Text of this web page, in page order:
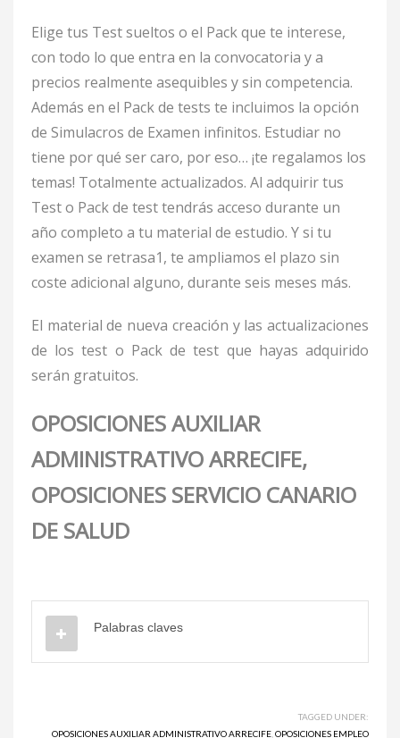
Elige tus Test sueltos o el Pack que te interese,
con todo lo que entra en la convocatoria y a
precios realmente asequibles y sin competencia.
Además en el Pack de tests te incluimos la opción
de Simulacros de Examen infinitos. Estudiar no
tiene por qué ser caro, por eso… ¡te regalamos los
temas! Totalmente actualizados. Al adquirir tus
Test o Pack de test tendrás acceso durante un
año completo a tu material de estudio. Y si tu
examen se retrasa1, te ampliamos el plazo sin
coste adicional alguno, durante seis meses más.
El material de nueva creación y las actualizaciones
de los test o Pack de test que hayas adquirido
serán gratuitos.
OPOSICIONES AUXILIAR
ADMINISTRATIVO ARRECIFE,
OPOSICIONES SERVICIO CANARIO
DE SALUD
Palabras claves
TAGGED UNDER:
OPOSICIONES AUXILIAR ADMINISTRATIVO ARRECIFE OPOSICIONES EMPLEO